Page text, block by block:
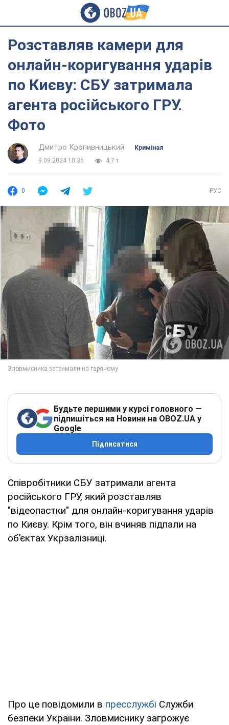
Розставляв камери для
онлайн-коригування ударів
по Києву: СБУ затримала
агента російського ГРУ.
Фото
Дмитро Кропивницький
Кримінал
9.09.2024 10:36
4,7 т.
0 РУС
Будьте першими у курсі головного —
підпишіться на Новини на OBOZ.UA у
Google
Підписатися
Співробітники СБУ затримали агента
російського ГРУ, який розставляв
"відеопастки" для онлайн-коригування ударів
по Києву. Крім того, він вчиняв підпали на
об’єктах Укрзалізниці.
Про це повідомили в пресслужбі Служби
безпеки України. Зловмиснику загрожує